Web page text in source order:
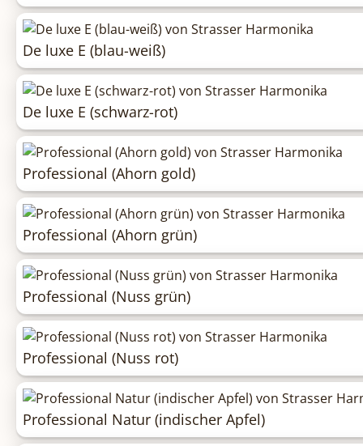
De luxe E (blau-weiß)
De luxe E (schwarz-rot)
Professional (Ahorn gold)
Professional (Ahorn grün)
Professional (Nuss grün)
Professional (Nuss rot)
Professional Natur (indischer Apfel)